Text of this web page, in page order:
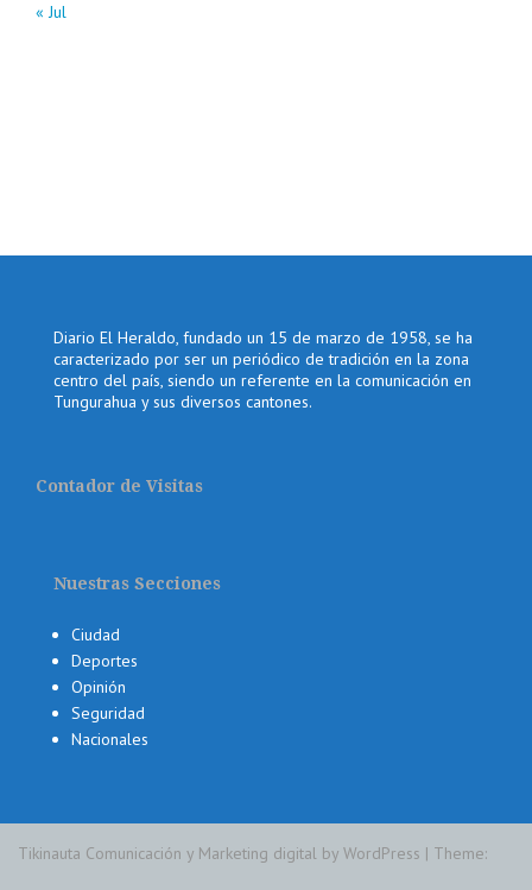
« Jul
Diario El Heraldo, fundado un 15 de marzo de 1958, se ha
caracterizado por ser un periódico de tradición en la zona
centro del país, siendo un referente en la comunicación en
Tungurahua y sus diversos cantones.
Contador de Visitas
Nuestras Secciones
Ciudad
Deportes
Opinión
Seguridad
Nacionales
Tikinauta Comunicación y Marketing digital by WordPress | Theme: